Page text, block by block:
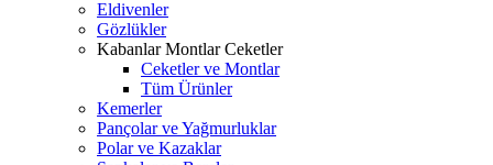
Eldivenler
Gözlükler
Kabanlar Montlar Ceketler
Ceketler ve Montlar
Tüm Ürünler
Kemerler
Pançolar ve Yağmurluklar
Polar ve Kazaklar